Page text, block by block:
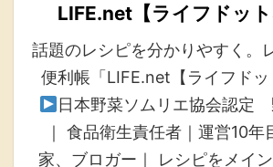
LIFE.net【ライフドット
話題のレシピを分かりやすく。
便利帳「LIFE.net【ライフドッ
日本野菜ソムリエ協会認定
｜ 食品衛生責任者｜運営10年
家、ブロガー｜ レシピをメイ